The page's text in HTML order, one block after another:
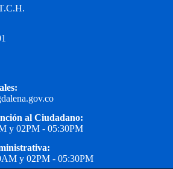
al Ciudadano:
y 02PM - 05:30PM
y 02PM - 05:30PM